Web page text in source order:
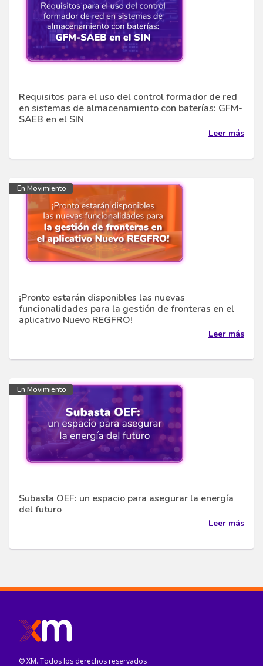
Requisitos para el uso del control formador de red
en sistemas de almacenamiento con baterías: GFM-
SAEB en el SIN
Leer más
En Movimiento
¡Pronto estarán disponibles las nuevas
funcionalidades para la gestión de fronteras en el
aplicativo Nuevo REGFRO!
Leer más
En Movimiento
Subasta OEF: un espacio para asegurar la energía
del futuro
Leer más
© XM. Todos los derechos reservados